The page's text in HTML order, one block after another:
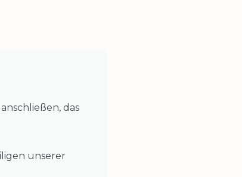
das
unserer